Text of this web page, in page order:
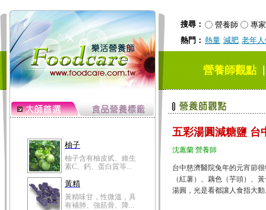
搜尋： 營養師
專家
熱門： 熱量 減肥 老年
營養師觀點
柚子
柚子含有柚皮甙、維生
素C、鈣、蛋白質等...
黃精
黃精味甘，性微溫，具
有補肺、強筋骨、降...
五彩湯圓減糖鹽 台
沈蕙蘭 營養師
台中慈濟醫院兔年的元宵節
（紅薯）、藕色（芋頭）、
湯圓，光是看都讓人食指大動